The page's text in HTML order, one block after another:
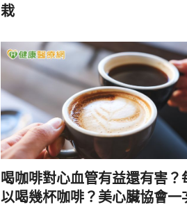
栽
喝咖啡對心血管有益還有害？
以喝幾杯咖啡？美心臟協會一